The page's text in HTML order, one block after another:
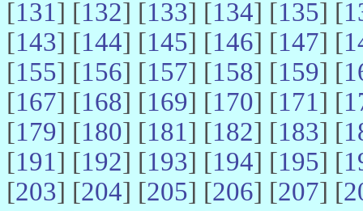
[131] [132] [133] [134] [135] [
[143] [144] [145] [146] [147] [
[155] [156] [157] [158] [159] [
[167] [168] [169] [170] [171] [
[179] [180] [181] [182] [183] [
[191] [192] [193] [194] [195] [
[203] [204] [205] [206] [207] [